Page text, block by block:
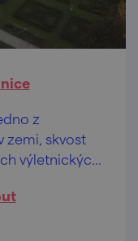
z
zemi, skvost
výletnických